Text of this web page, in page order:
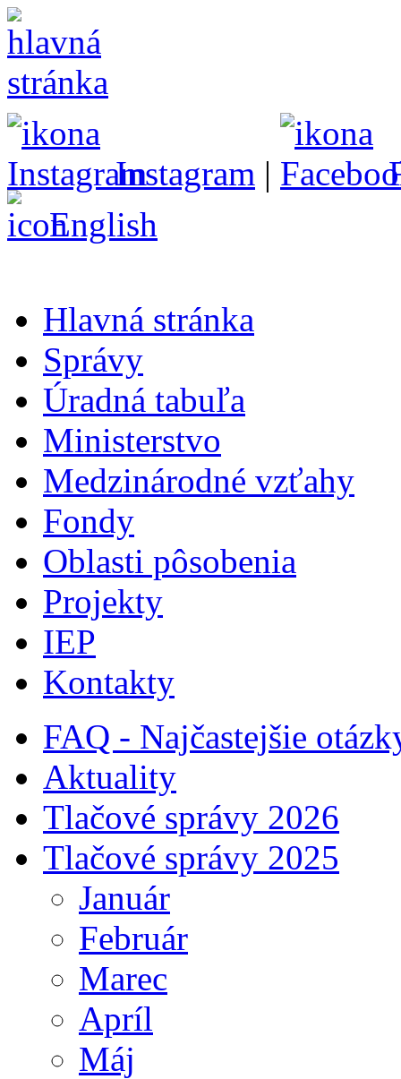
Instagram |
English
Hlavná stránka
Správy
Úradná tabuľa
Ministerstvo
Medzinárodné vzťahy
Fondy
Oblasti pôsobenia
Projekty
IEP
Kontakty
FAQ - Najčastejšie
Aktuality
Tlačové správy 2026
Tlačové správy 2025
Január
Február
Marec
Apríl
Máj